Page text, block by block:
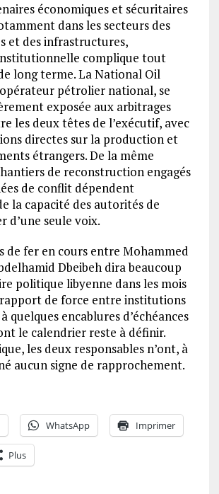
économiques et sécuritaires
dans les secteurs des
et des infrastructures,
complique tout
long terme. La National Oil
pétrolier national, se
exposée aux arbitrages
les deux têtes de l’exécutif, avec
directes sur la production et
étrangers. De la même
de reconstruction engagés
de conflit dépendent
la capacité des autorités de
d’une seule voix.
de fer en cours entre Mohammed
Dbeibeh dira beaucoup
politique libyenne dans les mois
de force entre institutions
quelques encablures d’échéances
le calendrier reste à définir.
les deux responsables n’ont, à
aucun signe de rapprochement.
WhatsApp Imprimer
Plus